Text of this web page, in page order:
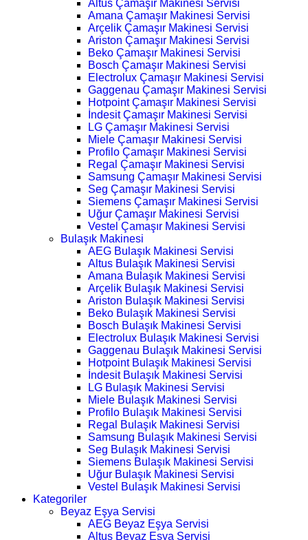
Altus Çamaşır Makinesi Servisi
Amana Çamaşır Makinesi Servisi
Arçelik Çamaşır Makinesi Servisi
Ariston Çamaşır Makinesi Servisi
Beko Çamaşır Makinesi Servisi
Bosch Çamaşır Makinesi Servisi
Electrolux Çamaşır Makinesi Servisi
Gaggenau Çamaşır Makinesi Servisi
Hotpoint Çamaşır Makinesi Servisi
İndesit Çamaşır Makinesi Servisi
LG Çamaşır Makinesi Servisi
Miele Çamaşır Makinesi Servisi
Profilo Çamaşır Makinesi Servisi
Regal Çamaşır Makinesi Servisi
Samsung Çamaşır Makinesi Servisi
Seg Çamaşır Makinesi Servisi
Siemens Çamaşır Makinesi Servisi
Uğur Çamaşır Makinesi Servisi
Vestel Çamaşır Makinesi Servisi
Bulaşık Makinesi
AEG Bulaşık Makinesi Servisi
Altus Bulaşık Makinesi Servisi
Amana Bulaşık Makinesi Servisi
Arçelik Bulaşık Makinesi Servisi
Ariston Bulaşık Makinesi Servisi
Beko Bulaşık Makinesi Servisi
Bosch Bulaşık Makinesi Servisi
Electrolux Bulaşık Makinesi Servisi
Gaggenau Bulaşık Makinesi Servisi
Hotpoint Bulaşık Makinesi Servisi
İndesit Bulaşık Makinesi Servisi
LG Bulaşık Makinesi Servisi
Miele Bulaşık Makinesi Servisi
Profilo Bulaşık Makinesi Servisi
Regal Bulaşık Makinesi Servisi
Samsung Bulaşık Makinesi Servisi
Seg Bulaşık Makinesi Servisi
Siemens Bulaşık Makinesi Servisi
Uğur Bulaşık Makinesi Servisi
Vestel Bulaşık Makinesi Servisi
Kategoriler
Beyaz Eşya Servisi
AEG Beyaz Eşya Servisi
Altus Beyaz Eşya Servisi